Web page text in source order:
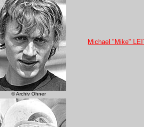
© Archiv Ohner
Michael "Mike"